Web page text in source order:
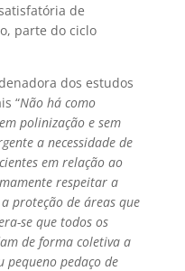
de
parte do ciclo
dos estudos
“Não há como
polinização e sem
a necessidade de
em relação ao
respeitar a
proteção de áreas que
se que todos os
de forma coletiva a
pequeno pedaço de